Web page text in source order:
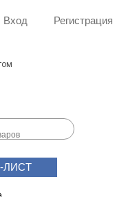
Вход Регистрация
ЛИСТ